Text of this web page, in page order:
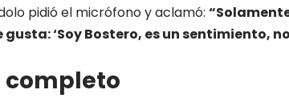
pidió el micrófono y aclamó:
‘Soy Bostero, es un sentimiento,
completo